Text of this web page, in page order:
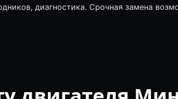
диагностика. Срочная замена